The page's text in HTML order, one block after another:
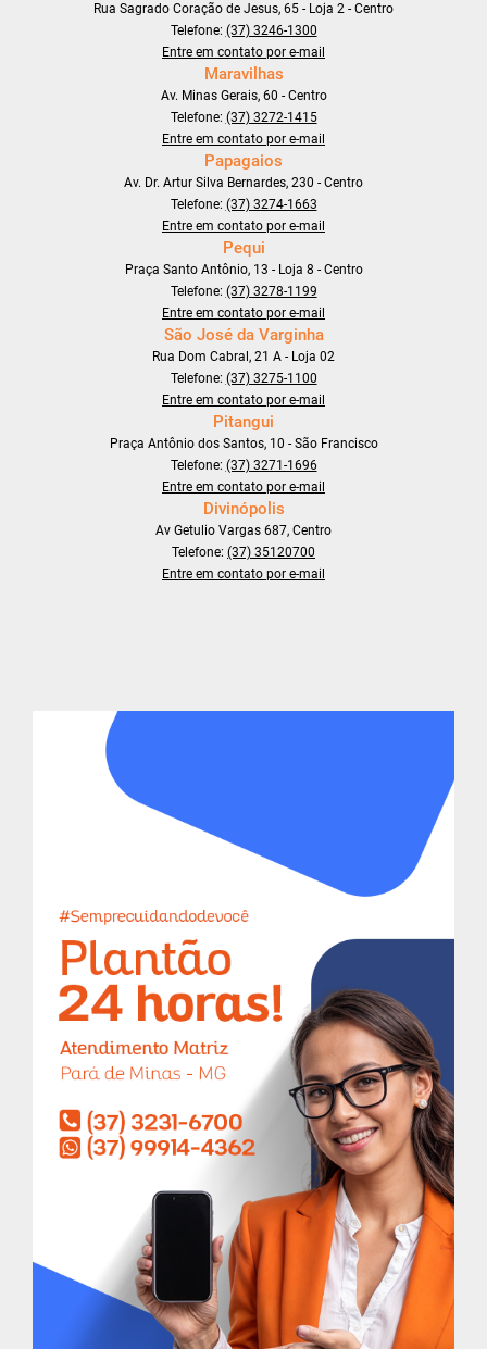
Rua Sagrado Coração de Jesus, 65 - Loja 2 - Centro
Telefone: (37) 3246-1300
Entre em contato por e-mail
Maravilhas
Av. Minas Gerais, 60 - Centro
Telefone: (37) 3272-1415
Entre em contato por e-mail
Papagaios
Av. Dr. Artur Silva Bernardes, 230 - Centro
Telefone: (37) 3274-1663
Entre em contato por e-mail
Pequi
Praça Santo Antônio, 13 - Loja 8 - Centro
Telefone: (37) 3278-1199
Entre em contato por e-mail
São José da Varginha
Rua Dom Cabral, 21 A - Loja 02
Telefone: (37) 3275-1100
Entre em contato por e-mail
Pitangui
Praça Antônio dos Santos, 10 - São Francisco
Telefone: (37) 3271-1696
Entre em contato por e-mail
Divinópolis
Av Getulio Vargas 687, Centro
Telefone: (37) 35120700
Entre em contato por e-mail